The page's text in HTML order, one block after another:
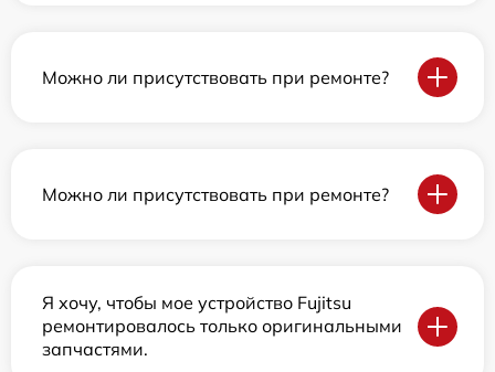
Можно ли присутствовать при ремонте?
Можно ли присутствовать при ремонте?
Я хочу, чтобы мое устройство Fujitsu
ремонтировалось только оригинальными
запчастями.